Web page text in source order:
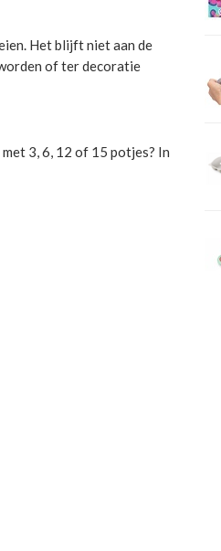
Het blijft niet aan de
of ter decoratie
3, 6, 12 of 15 potjes? In